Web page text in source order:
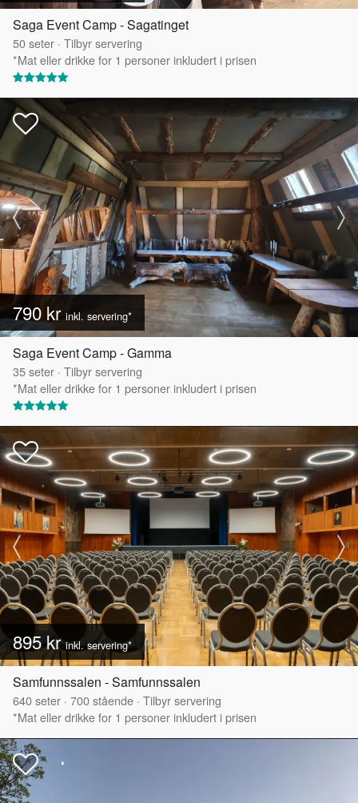
Saga Event Camp - Sagatinget
50seter · Tilbyr servering
*Mat eller drikke for 1 personer inkludert i prisen
790 kr inkl. servering*
Saga Event Camp - Gamma
35seter · Tilbyr servering
*Mat eller drikke for 1 personer inkludert i prisen
895 krinkl. servering*
Samfunnssalen - Samfunnssalen
640seter · 700stående · Tilbyr servering
*Mat eller drikke for 1 personer inkludert i prisen